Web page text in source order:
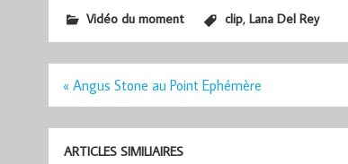
Vidéo du moment clip, Lana Del Rey
Navigation
l’article
« Angus Stone au Point Ephémère
ARTICLES SIMILIAIRES